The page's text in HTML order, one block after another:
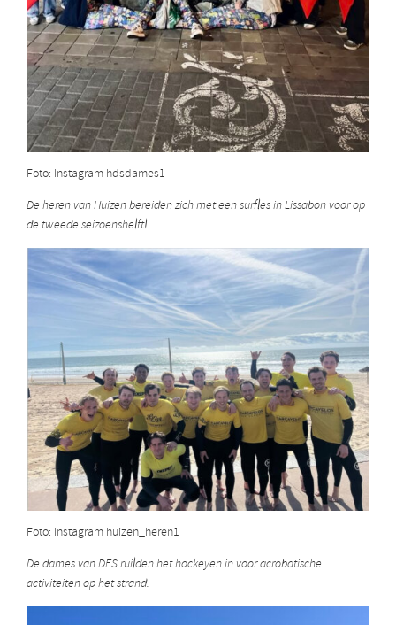
Foto: Instagram hdsdames1
De heren van Huizen bereiden zich met een surfles in Lissabon voor op
de tweede seizoenshelft!
Foto: Instagram huizen_heren1
De dames van DES ruilden het hockeyen in voor acrobatische
activiteiten op het strand.